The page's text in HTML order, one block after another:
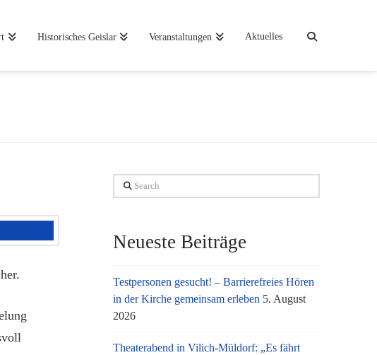
Historisches Geislar Veranstaltungen Aktuelles
Search
Neueste Beiträge
Testpersonen gesucht! – Barrierefreies Hören
in der Kirche gemeinsam erleben 5. August
2026
Theaterabend in Vilich-Müldorf: „Es fährt